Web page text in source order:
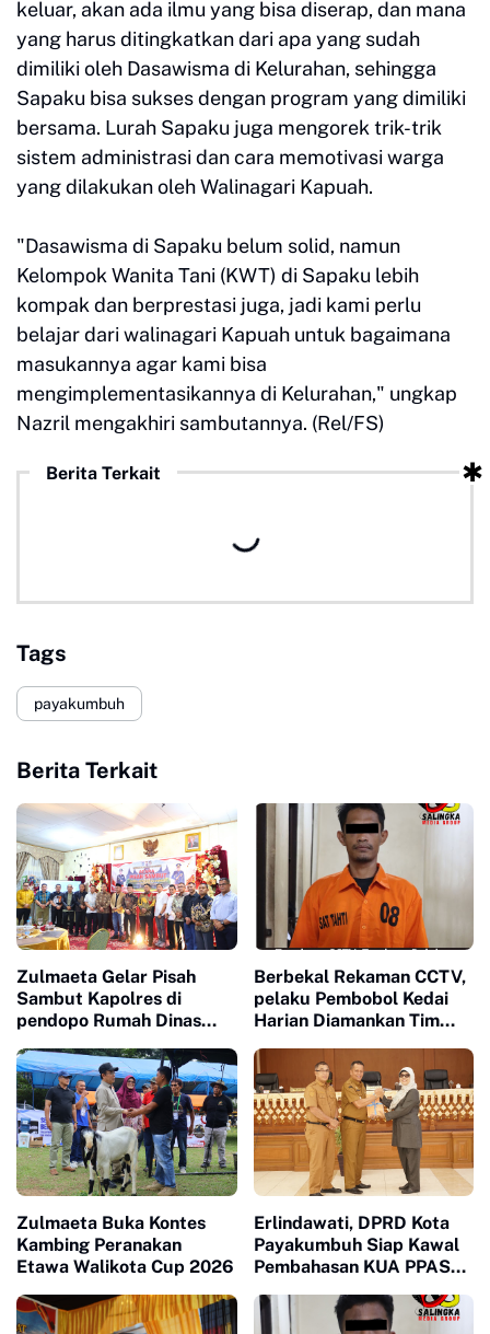
keluar, akan ada ilmu yang bisa diserap, dan mana
yang harus ditingkatkan dari apa yang sudah
dimiliki oleh Dasawisma di Kelurahan, sehingga
Sapaku bisa sukses dengan program yang dimiliki
bersama. Lurah Sapaku juga mengorek trik-trik
sistem administrasi dan cara memotivasi warga
yang dilakukan oleh Walinagari Kapuah.
"Dasawisma di Sapaku belum solid, namun
Kelompok Wanita Tani (KWT) di Sapaku lebih
kompak dan berprestasi juga, jadi kami perlu
belajar dari walinagari Kapuah untuk bagaimana
masukannya agar kami bisa
mengimplementasikannya di Kelurahan," ungkap
Nazril mengakhiri sambutannya. (Rel/FS)
Berita Terkait
Tags
payakumbuh
Berita Terkait
Zulmaeta Gelar Pisah
Sambut Kapolres di
pendopo Rumah Dinas
Berbekal Rekaman CCTV,
pelaku Pembobol Kedai
Harian Diamankan Tim
Payakumbuh
Zulmaeta Buka Kontes
Kambing Peranakan
Etawa Walikota Cup 2026
Erlindawati, DPRD Kota
Payakumbuh Siap Kawal
Pembahasan KUA PPAS